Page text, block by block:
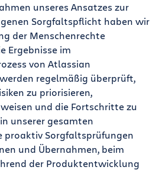
unseres Ansatzes zur
Sorgfaltspflicht haben wir
der Menschenrechte
Ergebnisse im
von Atlassian
regelmäßig überprüft,
zu priorisieren,
und die Fortschritte zu
unserer gesamten
proaktiv Sorgfaltsprüfungen
und Übernahmen, beim
der Produktentwicklung